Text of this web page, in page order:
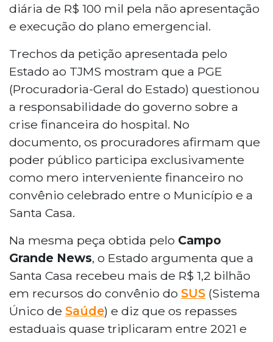
diária de R$ 100 mil pela não apresentação
e execução do plano emergencial.
Trechos da petição apresentada pelo
Estado ao TJMS mostram que a PGE
(Procuradoria-Geral do Estado) questionou
a responsabilidade do governo sobre a
crise financeira do hospital. No
documento, os procuradores afirmam que
poder público participa exclusivamente
como mero interveniente financeiro no
convênio celebrado entre o Município e a
Santa Casa.
Na mesma peça obtida pelo Campo
Grande News, o Estado argumenta que a
Santa Casa recebeu mais de R$ 1,2 bilhão
em recursos do convênio do SUS (Sistema
Único de Saúde) e diz que os repasses
estaduais quase triplicaram entre 2021 e